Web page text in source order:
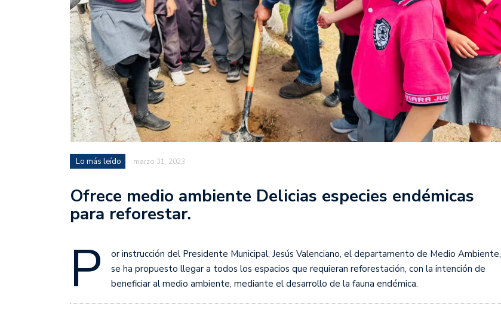
Lo más leído marzo 31, 2023
Ofrece medio ambiente Delicias especies endémicas
para reforestar.
P
or instrucción del Presidente Municipal, Jesús Valenciano, el departamento de Medio Ambiente,
se ha propuesto llegar a todos los espacios que requieran reforestación, con la intención de
beneficiar al medio ambiente, mediante el desarrollo de la fauna endémica.